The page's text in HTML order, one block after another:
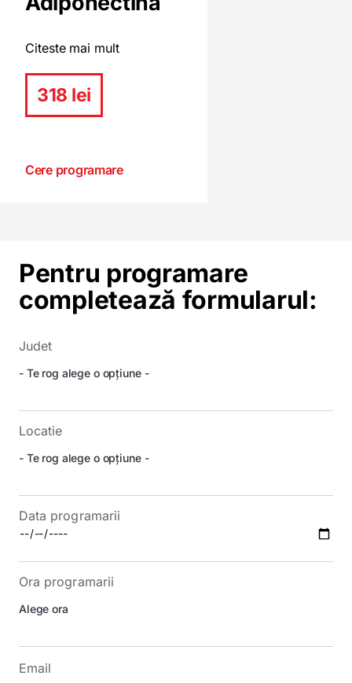
Citeste mai mult
318 lei
Cere programare
Pentru programare
completează formularul:
Judet
Locatie
Data programarii
Ora programarii
Email